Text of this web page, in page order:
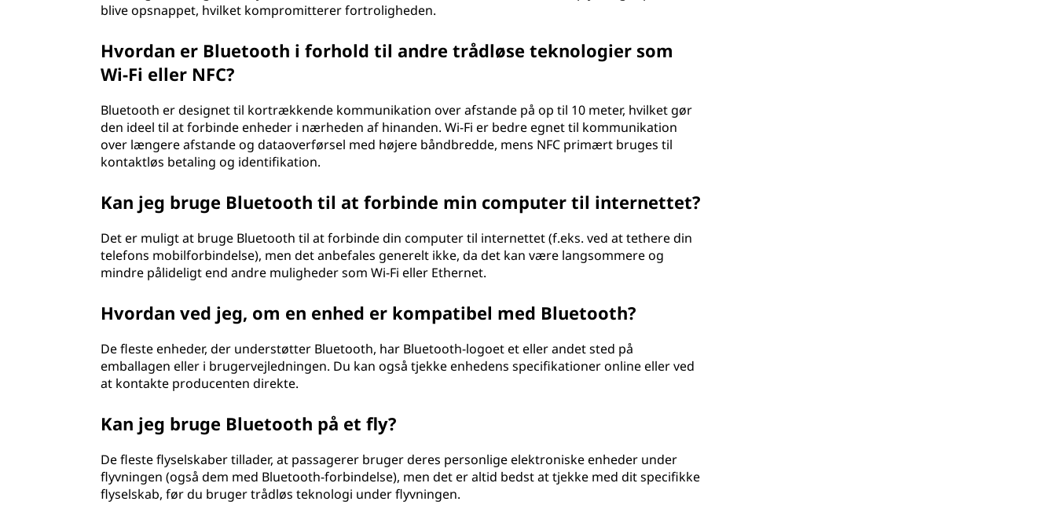
blive opsnappet, hvilket kompromitterer fortroligheden.
Hvordan er Bluetooth i forhold til andre trådløse teknologier som
Wi-Fi eller NFC?
Bluetooth er designet til kortrækkende kommunikation over afstande på op til 10 meter, hvilket gør
den ideel til at forbinde enheder i nærheden af hinanden. Wi-Fi er bedre egnet til kommunikation
over længere afstande og dataoverførsel med højere båndbredde, mens NFC primært bruges til
kontaktløs betaling og identifikation.
Kan jeg bruge Bluetooth til at forbinde min computer til internettet?
Det er muligt at bruge Bluetooth til at forbinde din computer til internettet (f.eks. ved at tethere din
telefons mobilforbindelse), men det anbefales generelt ikke, da det kan være langsommere og
mindre pålideligt end andre muligheder som Wi-Fi eller Ethernet.
Hvordan ved jeg, om en enhed er kompatibel med Bluetooth?
De fleste enheder, der understøtter Bluetooth, har Bluetooth-logoet et eller andet sted på
emballagen eller i brugervejledningen. Du kan også tjekke enhedens specifikationer online eller ved
at kontakte producenten direkte.
Kan jeg bruge Bluetooth på et fly?
De fleste flyselskaber tillader, at passagerer bruger deres personlige elektroniske enheder under
flyvningen (også dem med Bluetooth-forbindelse), men det er altid bedst at tjekke med dit specifikke
flyselskab, før du bruger trådløs teknologi under flyvningen.